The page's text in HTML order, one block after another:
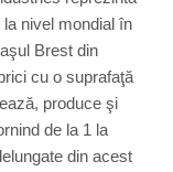
nivel mondial în
Brest din
cu o suprafaţă
produce şi
de la 1 la
din acest